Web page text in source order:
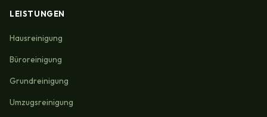
LEISTUNGEN
Hausreinigung
Büroreinigung
Grundreinigung
Umzugsreinigung